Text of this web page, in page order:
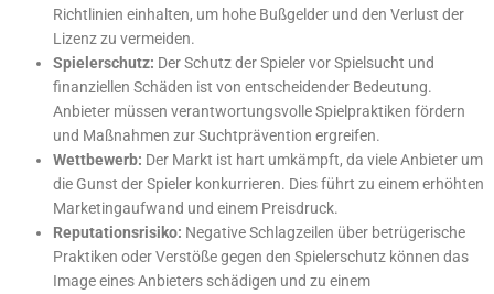
Richtlinien einhalten, um hohe Bußgelder und den Verlust der
Lizenz zu vermeiden.
Spielerschutz: Der Schutz der Spieler vor Spielsucht und
finanziellen Schäden ist von entscheidender Bedeutung.
Anbieter müssen verantwortungsvolle Spielpraktiken fördern
und Maßnahmen zur Suchtprävention ergreifen.
Wettbewerb: Der Markt ist hart umkämpft, da viele Anbieter um
die Gunst der Spieler konkurrieren. Dies führt zu einem erhöhten
Marketingaufwand und einem Preisdruck.
Reputationsrisiko: Negative Schlagzeilen über betrügerische
Praktiken oder Verstöße gegen den Spielerschutz können das
Image eines Anbieters schädigen und zu einem